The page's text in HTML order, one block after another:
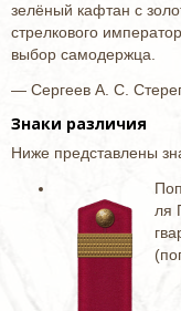
зелёный кафтан с
стрелкового
выбор самодержца.
— Сергеев А. С.
Знаки различия
Ниже представлены
ля